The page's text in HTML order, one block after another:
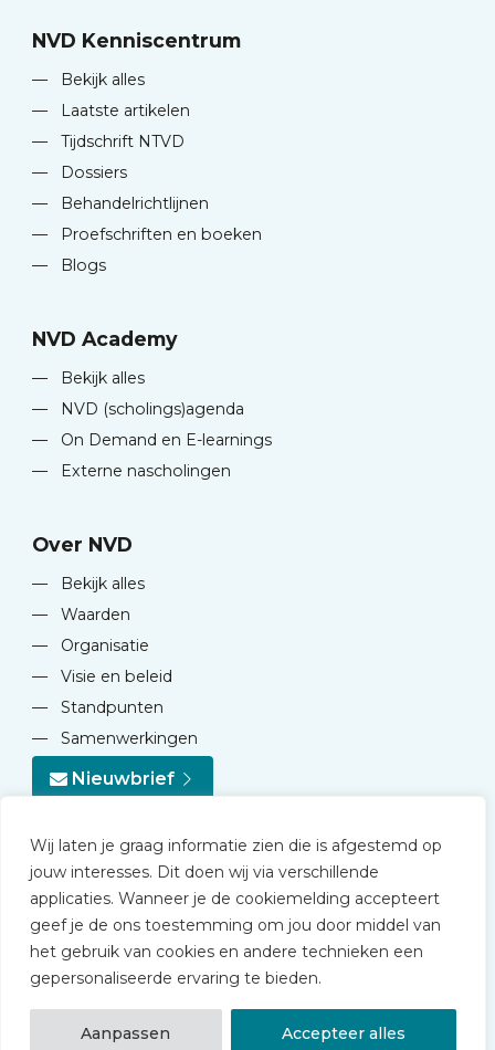
Wij laten je graag informatie zien die is afgestemd op
jouw interesses. Dit doen wij via verschillende
applicaties. Wanneer je de cookiemelding accepteert
geef je de ons toestemming om jou door middel van
het gebruik van cookies en andere technieken een
gepersonaliseerde ervaring te bieden.
Aanpassen Accepteer alles
NVD Kenniscentrum
—
Bekijk alles
—
Laatste artikelen
—
Tijdschrift NTVD
—
Dossiers
—
Behandelrichtlijnen
—
Proefschriften en boeken
—
Blogs
NVD Academy
—
Bekijk alles
—
NVD (scholings)agenda
—
On Demand en E-learnings
—
Externe nascholingen
Over NVD
—
Bekijk alles
—
Waarden
—
Organisatie
—
Visie en beleid
—
Standpunten
—
Samenwerkingen
Nieuwbrief
© 2026 NVD
Privacy statement
Disclaimer